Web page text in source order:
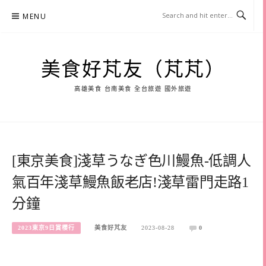
MENU
美食好芃友（芃芃）
高雄美食 台南美食 全台旅遊 國外旅遊
[東京美食]淺草うなぎ色川鰻魚-低調人
氣百年淺草鰻魚飯老店!淺草雷門走路1
分鐘
2023東京9日賞櫻行 美食好芃友 2023-08-28 0